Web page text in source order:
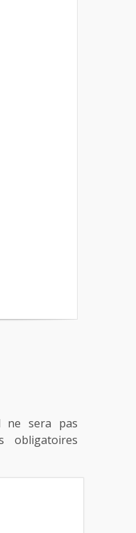
ne sera pas
obligatoires